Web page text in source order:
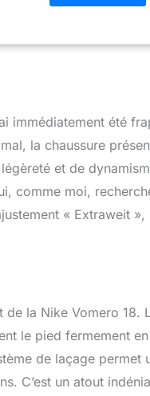
longues courses.
immédiatement été
la chaussure
et de
comme moi,
« Extraweit
la Nike Vomero
le pied fermement
de laçage
C’est un atout